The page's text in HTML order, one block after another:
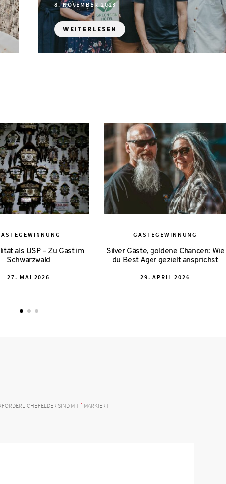
POSTED
ON
8. NOVEMBER 2023
WEITERLESEN
als USP – Zu Gast im
Schwarzwald
POSTED
27. MAI 2026
GÄSTEGEWINNUNG
Silver Gäste, goldene Chancen: Wie
du Best Ager gezielt ansprichst
POSTED
29. APRIL 2026
FELDER SIND MIT* MARKIERT